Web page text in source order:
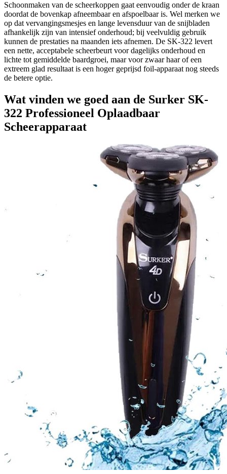
Schoonmaken van de scheerkoppen gaat eenvoudig onder de kraan
doordat de bovenkap afneembaar en afspoelbaar is. Wel merken we
op dat vervangingsmesjes en lange levensduur van de snijbladen
afhankelijk zijn van intensief onderhoud; bij veelvuldig gebruik
kunnen de prestaties na maanden iets afnemen. De SK-322 levert
een nette, acceptabele scheerbeurt voor dagelijks onderhoud en
lichte tot gemiddelde baardgroei, maar voor zwaar haar of een
extreem glad resultaat is een hoger geprijsd foil-apparaat nog steeds
de betere optie.
Wat vinden we goed aan de Surker SK-
322 Professioneel Oplaadbaar
Scheerapparaat